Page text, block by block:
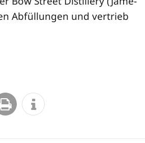
Abfül­lun­gen und ver­trieb